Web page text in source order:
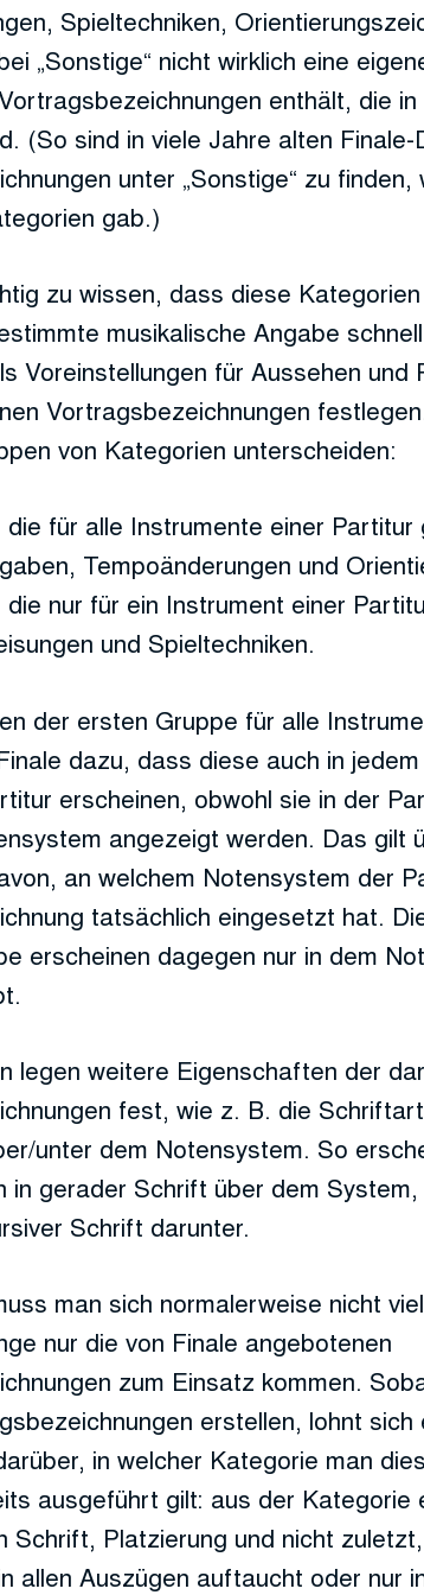
Spieltechniken,
„Sonstige“ nicht wirklich eine
enthält, die
(So sind in viele Jahre alten Finale-
unter „Sonstige“ zu finden,
gab.)
zu wissen, dass diese
musikalische Angabe
Voreinstellungen für Aussehen und
Vortragsbezeichnungen
von Kategorien unterscheiden:
für alle Instrumente einer Partitur
Tempoänderungen und
nur für ein Instrument einer
und Spieltechniken.
der ersten Gruppe für alle
dazu, dass diese auch in
erscheinen, obwohl sie in der
angezeigt werden. Das gilt
an welchem Notensystem der
tatsächlich eingesetzt hat.
erscheinen dagegen nur in dem
legen weitere Eigenschaften der
fest, wie z. B. die
unter dem Notensystem. So
in gerader Schrift über dem
Schrift darunter.
man sich normalerweise nicht
nur die von Finale angebotenen
zum Einsatz kommen.
erstellen, lohnt sich
in welcher Kategorie man
ausgeführt gilt: aus der Kategorie
Schrift, Platzierung und nicht
allen Auszügen auftaucht oder nur